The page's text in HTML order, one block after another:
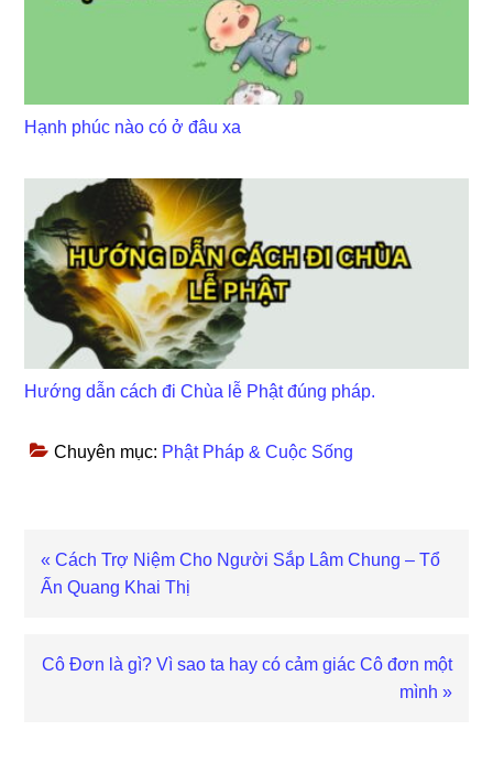
Hạnh phúc nào có ở đâu xa
Hướng dẫn cách đi Chùa lễ Phật đúng pháp.
Chuyên mục: Phật Pháp & Cuộc Sống
Bài
viết
« Cách Trợ Niệm Cho Người Sắp Lâm Chung – Tổ
Ấn Quang Khai Thị
Bài
Cô Đơn là gì? Vì sao ta hay có cảm giác Cô đơn một
mình »